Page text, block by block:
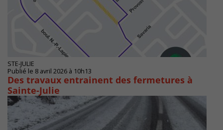
STE-JULIE
Publié le 8 avril 2026 à 10h13
Des travaux entrainent des fermetures à
Sainte-Julie